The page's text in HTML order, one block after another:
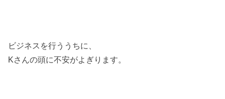
ビジネスを行ううちに、
Kさんの頭に不安がよぎります。